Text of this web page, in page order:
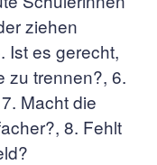
ziehen
Ist es gerecht,
zu trennen?, 6.
Macht die
8. Fehlt